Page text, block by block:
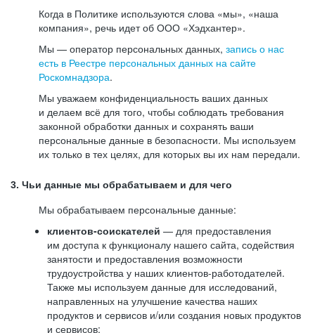
Когда в Политике используются слова «мы», «наша
компания», речь идет об ООО «Хэдхантер».
Мы — оператор персональных данных, запись о нас
есть в Реестре персональных данных на сайте
Роскомнадзора.
Мы уважаем конфиденциальность ваших данных
и делаем всё для того, чтобы соблюдать требования
законной обработки данных и сохранять ваши
персональные данные в безопасности. Мы используем
их только в тех целях, для которых вы их нам передали.
3. Чьи данные мы обрабатываем и для чего
Мы обрабатываем персональные данные:
клиентов-соискателей — для предоставления
им доступа к функционалу нашего сайта, содействия
занятости и предоставления возможности
трудоустройства у наших клиентов-работодателей.
Также мы используем данные для исследований,
направленных на улучшение качества наших
продуктов и сервисов и/или создания новых продуктов
и сервисов;